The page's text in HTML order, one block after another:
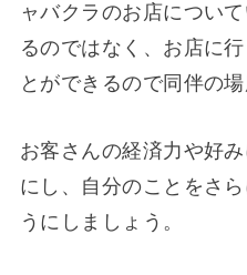
ャバクラのお店につい
るのではなく、お店に
とができるので同伴の
お客さんの経済力や好
にし、自分のことをさ
うにしましょう。